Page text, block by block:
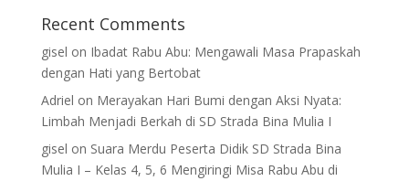
Recent Comments
gisel on Ibadat Rabu Abu: Mengawali Masa Prapaskah
dengan Hati yang Bertobat
Adriel on Merayakan Hari Bumi dengan Aksi Nyata:
Limbah Menjadi Berkah di SD Strada Bina Mulia I
gisel on Suara Merdu Peserta Didik SD Strada Bina
Mulia I – Kelas 4, 5, 6 Mengiringi Misa Rabu Abu di